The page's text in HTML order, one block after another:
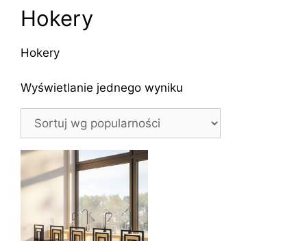
Hokery
Hokery
Wyświetlanie jednego wyniku